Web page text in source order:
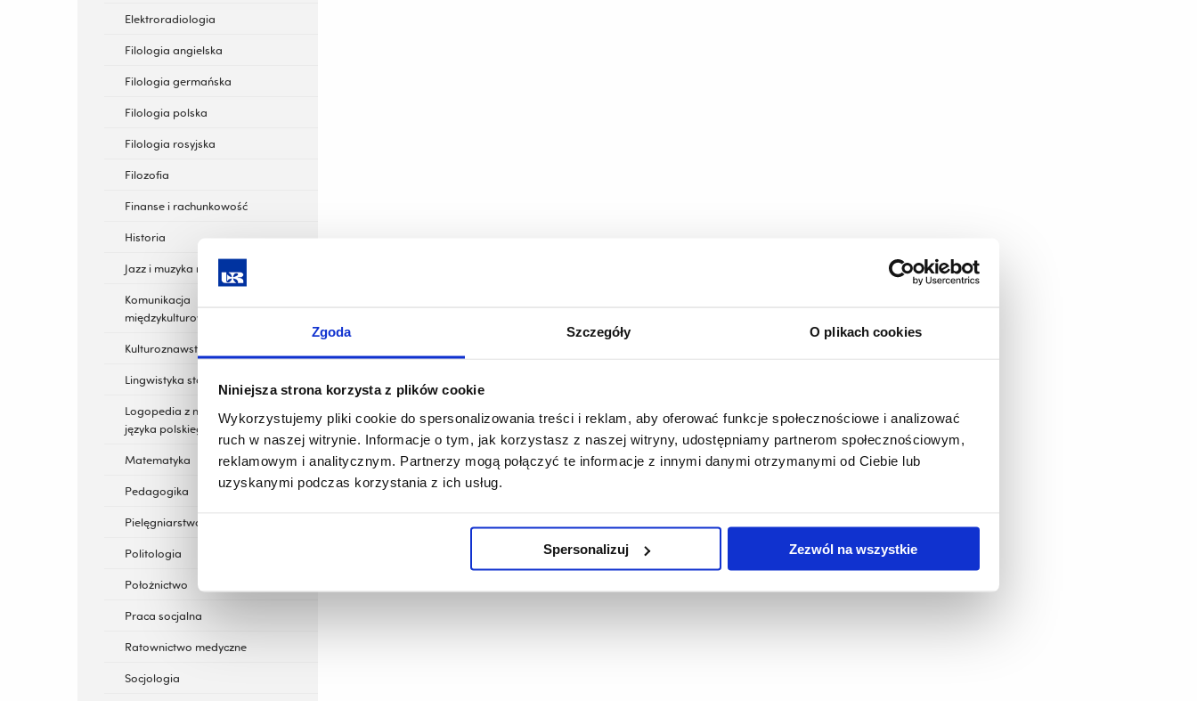
Zgoda Szczegóły O plikach cookies
Niniejsza strona korzysta z plików cookie
Wykorzystujemy pliki cookie do spersonalizowania treści i reklam, aby oferować funkcje społecznościowe i analizować
ruch w naszej witrynie. Informacje o tym, jak korzystasz z naszej witryny, udostępniamy partnerom społecznościowym,
reklamowym i analitycznym. Partnerzy mogą połączyć te informacje z innymi danymi otrzymanymi od Ciebie lub
uzyskanymi podczas korzystania z ich usług.
Spersonalizuj Zezwól na wszystkie
Elektroradiologia
Filologia angielska
Filologia germańska
Filologia polska
Filologia rosyjska
Filozofia
Finanse i rachunkowość
Historia
Jazz i muzyka rozrywkowa
Komunikacja
międzykulturowa
Kulturoznawstwo
Lingwistyka stosowana
Logopedia z nauczaniem
języka polskiego jako obcego
Matematyka
Pedagogika
Pielęgniarstwo
Politologia
Położnictwo
Praca socjalna
Ratownictwo medyczne
Socjologia